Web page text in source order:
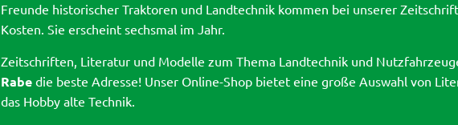
Freunde historischer Traktoren und Landtechnik kommen bei unserer
Kosten. Sie erscheint sechsmal im Jahr.
Zeitschriften, Literatur und Modelle zum Thema Landtechnik und
Rabe die beste Adresse! Unser Online-Shop bietet eine große Auswahl von
das Hobby alte Technik.